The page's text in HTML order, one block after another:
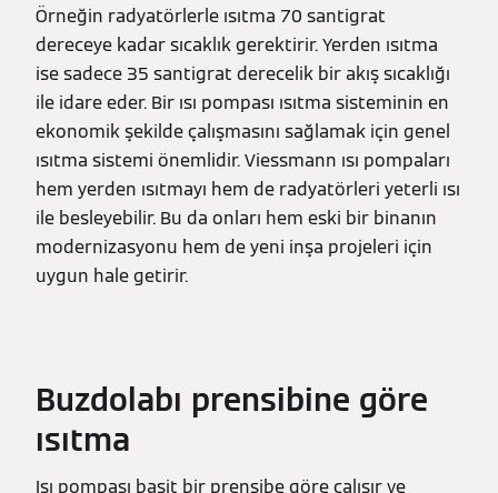
Örneğin radyatörlerle ısıtma 70 santigrat
dereceye kadar sıcaklık gerektirir. Yerden ısıtma
ise sadece 35 santigrat derecelik bir akış sıcaklığı
ile idare eder. Bir ısı pompası ısıtma sisteminin en
ekonomik şekilde çalışmasını sağlamak için genel
ısıtma sistemi önemlidir. Viessmann ısı pompaları
hem yerden ısıtmayı hem de radyatörleri yeterli ısı
ile besleyebilir. Bu da onları hem eski bir binanın
modernizasyonu hem de yeni inşa projeleri için
uygun hale getirir.
Buzdolabı prensibine göre
ısıtma
Isı pompası basit bir prensibe göre çalışır ve